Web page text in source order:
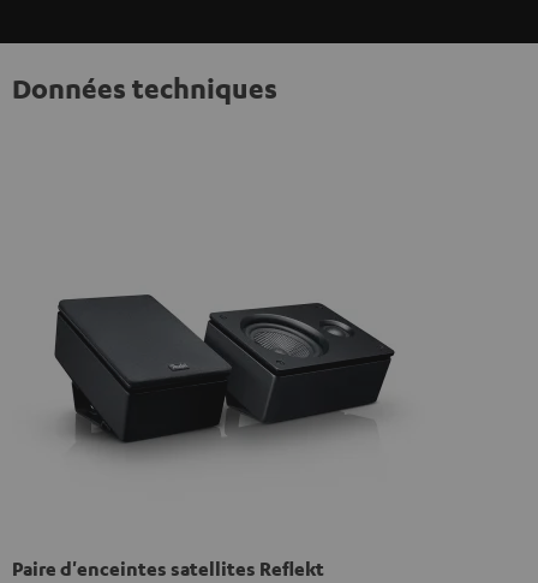
Données techniques
Paire d'enceintes satellites Reflekt